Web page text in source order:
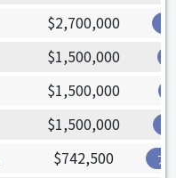
$2,700,000
$1,500,000
$1,500,000
$1,500,000
$742,500 ア